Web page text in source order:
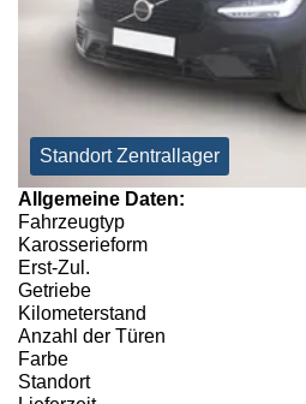
Standort Zentrallager
Allgemeine Daten:
Fahrzeugtyp
Karosserieform
Erst-Zul.
Getriebe
Kilometerstand
Anzahl der Türen
Farbe
Standort